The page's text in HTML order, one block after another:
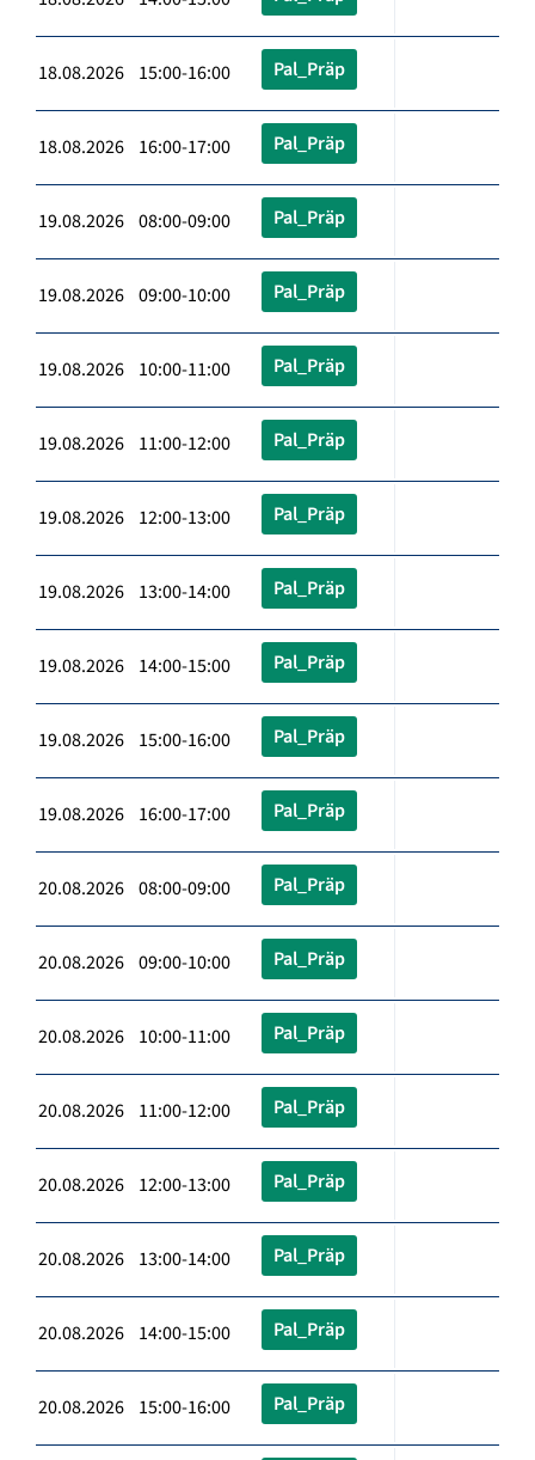
18.08.2026 15:00-16:00 Pal_Präp
18.08.2026 16:00-17:00 Pal_Präp
19.08.2026 08:00-09:00 Pal_Präp
19.08.2026 09:00-10:00 Pal_Präp
19.08.2026 10:00-11:00 Pal_Präp
19.08.2026 11:00-12:00 Pal_Präp
19.08.2026 12:00-13:00 Pal_Präp
19.08.2026 13:00-14:00 Pal_Präp
19.08.2026 14:00-15:00 Pal_Präp
19.08.2026 15:00-16:00 Pal_Präp
19.08.2026 16:00-17:00 Pal_Präp
20.08.2026 08:00-09:00 Pal_Präp
20.08.2026 09:00-10:00 Pal_Präp
20.08.2026 10:00-11:00 Pal_Präp
20.08.2026 11:00-12:00 Pal_Präp
20.08.2026 12:00-13:00 Pal_Präp
20.08.2026 13:00-14:00 Pal_Präp
20.08.2026 14:00-15:00 Pal_Präp
20.08.2026 15:00-16:00 Pal_Präp